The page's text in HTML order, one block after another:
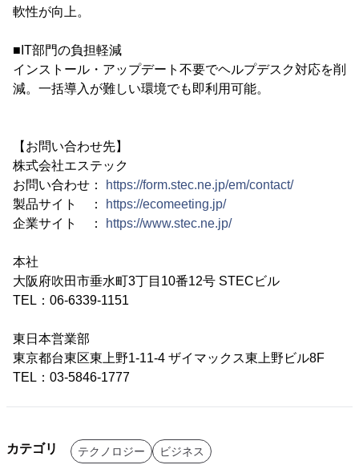
軟性が向上。
■IT部門の負担軽減
インストール・アップデート不要でヘルプデスク対応を削
減。一括導入が難しい環境でも即利用可能。
【お問い合わせ先】
株式会社エステック
お問い合わせ：
https://form.stec.ne.jp/em/contact/
製品サイト ：
https://ecomeeting.jp/
企業サイト ：
https://www.stec.ne.jp/
本社
大阪府吹田市垂水町3丁目10番12号 STECビル
TEL：06-6339-1151
東日本営業部
東京都台東区東上野1-11-4 ザイマックス東上野ビル8F
TEL：03-5846-1777
カテゴリ テクノロジー ビジネス